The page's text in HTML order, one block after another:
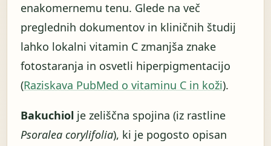
enakomernemu tenu. Glede na več
preglednih dokumentov in kliničnih študij
lahko lokalni vitamin C zmanjša znake
fotostaranja in osvetli hiperpigmentacijo
(Raziskava PubMed o vitaminu C in koži).
Bakuchiol je zeliščna spojina (iz rastline
Psoralea corylifolia), ki je pogosto opisan